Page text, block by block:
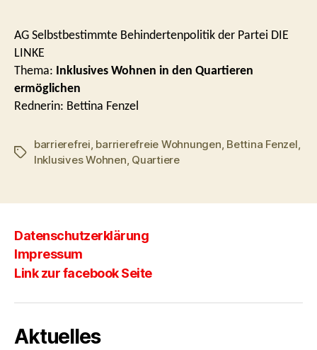
AG Selbstbestimmte Behindertenpolitik der Partei DIE
LINKE
Thema: Inklusives Wohnen in den Quartieren
ermöglichen
Rednerin: Bettina Fenzel
Schlagwörter
barrierefrei, barrierefreie Wohnungen, Bettina Fenzel,
Inklusives Wohnen, Quartiere
Datenschutzerklärung
Impressum
Link zur facebook Seite
Aktuelles